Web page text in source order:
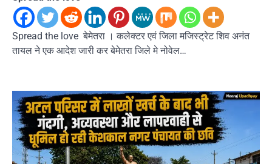
Spread the love बेमेतरा । कलेक्टर एवं जिला मजिस्ट्रेट शिव अनंत
तायल ने एक आदेश जारी कर बेमेतरा जिले मे नोवेल…